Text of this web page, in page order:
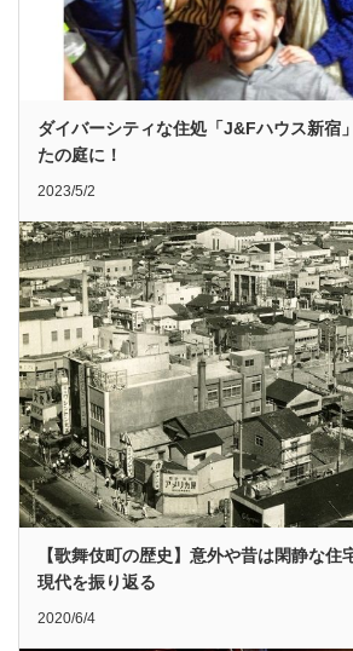
ダイバーシティな住処「J&Fハウス新宿
たの庭に！
2023/5/2
【歌舞伎町の歴史】意外や昔は閑静な住
現代を振り返る
2020/6/4